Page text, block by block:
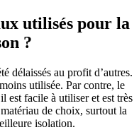
utilisés pour la
?
délaissés au profit d’autres.
utilisée. Par contre, le
est facile à utiliser et est très
de choix, surtout la
isolation.